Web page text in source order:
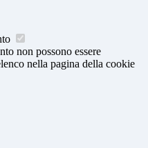
non possono essere
nella pagina della cookie